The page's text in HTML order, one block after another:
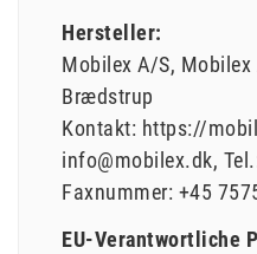
Hersteller:
Mobilex A/S Mobilex
Brædstrup
Kontakt: https://
info@mobilex.dk
Faxnummer: +45
EU-Verantwortliche